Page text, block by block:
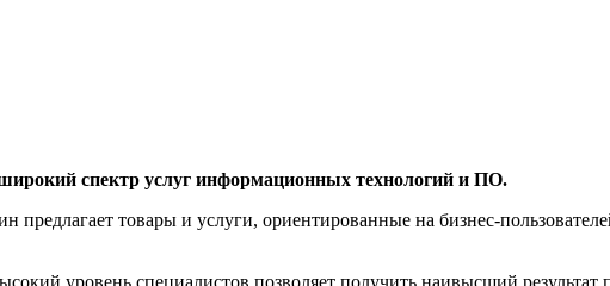
спектр услуг информационных технологий и ПО.
предлагает товары и услуги, ориентированные на бизнес-
уровень специалистов позволяет получить наивысший результат